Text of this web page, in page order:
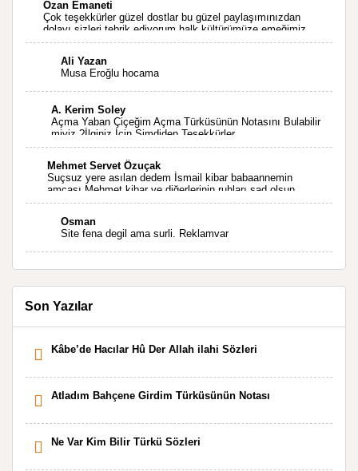
Ozan Emaneti
Çok teşekkürler güzel dostlar bu güzel paylaşımınızdan
dolayı sizleri tebrik ediyorum halk kültürümüze emeğimiz
geçti ise ne mutlu bizlere sizlerin sayesinde türkülerimiz
Ali Yazan
Musa Eroğlu hocama
A. Kerim Soley
Açma Yaban Çiçeğim Açma Türküsünün Notasını Bulabilir
miyiz ?İlginiz İçin Şimdiden Teşekkürler.
Mehmet Servet Özuçak
Suçsuz yere asılan dedem İsmail kibar babaannemin
amcası Mehmet kibar ve diğerlerinin ruhları şad olsun.
Kahrolsun Cemal paşa
Osman
Site fena degil ama surli. Reklamvar
Son Yazılar
Kâbe’de Hacılar Hû Der Allah ilahi Sözleri
Atladım Bahçene Girdim Türküsünün Notası
Ne Var Kim Bilir Türkü Sözleri